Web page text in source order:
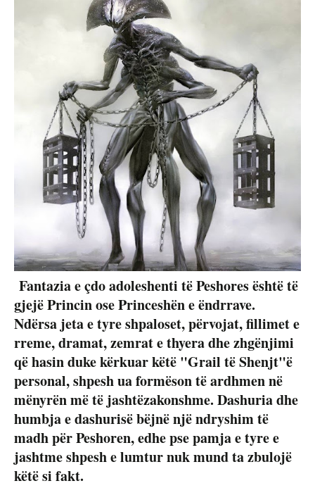
Fantazia e çdo adoleshenti të Peshores është të
gjejë Princin ose Princeshën e ëndrrave.
Ndërsa jeta e tyre shpaloset, përvojat, fillimet e
rreme, dramat, zemrat e thyera dhe zhgënjimi
që hasin duke kërkuar këtë "Grail të Shenjt"ë
personal, shpesh ua formëson të ardhmen në
mënyrën më të jashtëzakonshme. Dashuria dhe
humbja e dashurisë bëjnë një ndryshim të
madh për Peshoren, edhe pse pamja e tyre e
jashtme shpesh e lumtur nuk mund ta zbulojë
këtë si fakt.